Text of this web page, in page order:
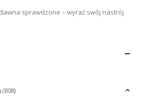
sprawdzone – wyraź swój nastrój
(808)